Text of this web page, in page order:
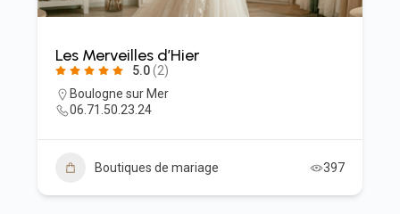
Les Merveilles d’Hier
5.0(2)
Boulogne sur Mer
06.71.50.23.24
Boutiques de mariage 397